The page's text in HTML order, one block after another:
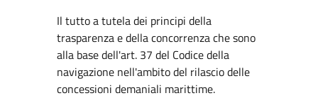
Il tutto a tutela dei principi della
trasparenza e della concorrenza che sono
alla base dell'art. 37 del Codice della
navigazione nell'ambito del rilascio delle
concessioni demaniali marittime.